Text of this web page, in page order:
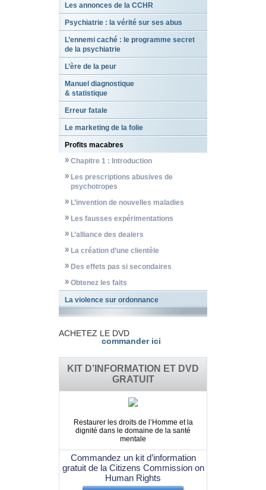
Les annonces de la CCHR
Psychiatrie : la vérité sur ses abus
L’ennemi caché : le programme secret
de la psychiatrie
L’ère de la peur
Manuel diagnostique
& statistique
Erreur fatale
Le marketing de la folie
Profits macabres
Chapitre 1 : Introduction
Les prescriptions abusives de
psychotropes
L’invention de nouvelles maladies
Les fausses expérimentations
L’alliance des dealers
La création d’une clientèle
Des effets pas si secondaires
Obtenez les faits
La violence sur ordonnance
ACHETEZ LE DVD
commander ici
KIT D’INFORMATION ET DVD
GRATUIT
Restaurer les droits de l’Homme et la
dignité dans le domaine de la santé
mentale
Commandez un kit d’information
gratuit de la Citizens Commission on
Human Rights